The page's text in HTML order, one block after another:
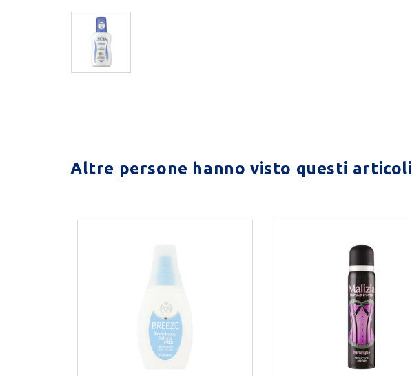
Altre persone hanno visto questi articoli